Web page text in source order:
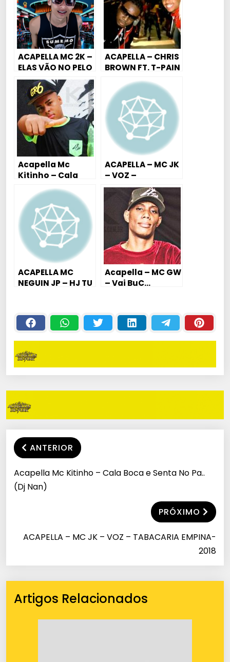
ACAPELLA MC 2K –
ELAS VÃO NO PELO
ACAPELLA – CHRIS
BROWN FT. T-PAIN
– KISS KISS
Acapella Mc
Kitinho – Cala
Boca e Senta No
Pa.. (Dj Nan)
ACAPELLA – MC JK
– VOZ –
TABACARIA
EMPINA-2018
ACAPELLA MC
NEGUIN JP – HJ TU
Acapella – MC GW
– Vai BuC…
ANTERIOR
Acapella Mc Kitinho – Cala Boca e Senta No Pa..
(Dj Nan)
PRÓXIMO
ACAPELLA – MC JK – VOZ – TABACARIA EMPINA-
2018
Artigos Relacionados